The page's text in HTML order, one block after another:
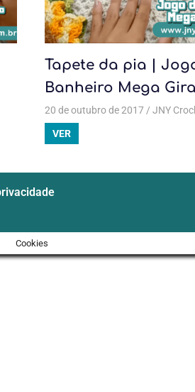
Girassol
postagens,Crochê,Jogo de banheiro,Jogo
Tapete da pia |
Banheiro Mega
20 de outubro de 2017 JNY
VER
Cookies